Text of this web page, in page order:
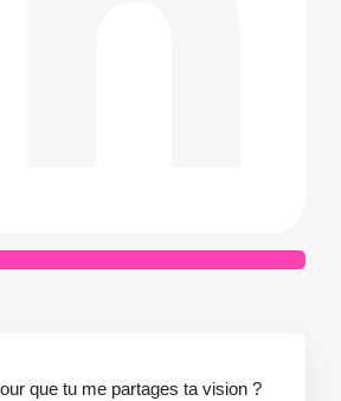
que tu me partages ta vision ?